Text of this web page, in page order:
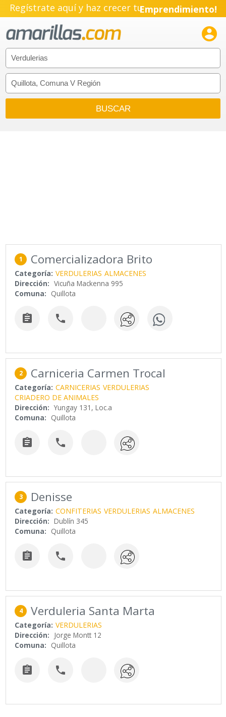
Regístrate aquí y haz crecer tuEmprendimiento!

1 Comercializadora Brito
Categoría: VERDULERIAS ALMACENES
Dirección: Vicuña Mackenna 995
Comuna: Quillota
 
2 Carniceria Carmen Trocal
Categoría: CARNICERIAS VERDULERIAS
CRIADERO DE ANIMALES
Dirección: Yungay 131, Loc.a
Comuna: Quillota
 
3 Denisse
Categoría: CONFITERIAS VERDULERIAS ALMACENES
Dirección: Dublín 345
Comuna: Quillota
 
4 Verduleria Santa Marta
Categoría: VERDULERIAS
Dirección: Jorge Montt 12
Comuna: Quillota
 